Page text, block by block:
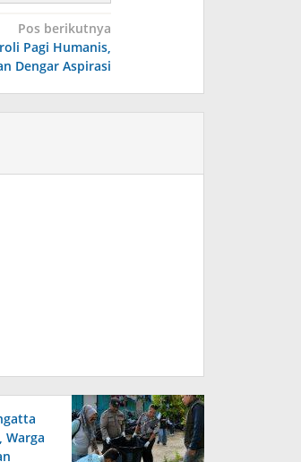
Pos berikutnya
Pagi Humanis,
Dengar Aspirasi
Warga